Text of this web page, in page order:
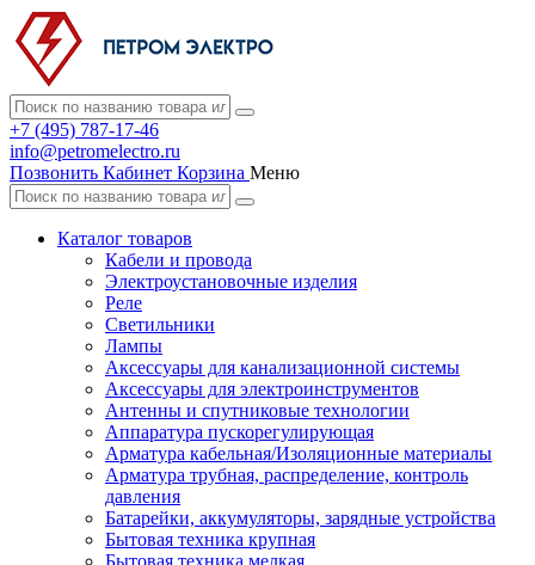
+7 (495) 787-17-46
info@petromelectro.ru
Позвонить Кабинет Корзина Меню
Каталог товаров
Кабели и провода
Электроустановочные изделия
Реле
Светильники
Лампы
Аксессуары для канализационной системы
Аксессуары для электроинструментов
Антенны и спутниковые технологии
Аппаратура пускорегулирующая
Арматура кабельная/Изоляционные материалы
Арматура трубная, распределение, контроль
давления
Батарейки, аккумуляторы, зарядные устройства
Бытовая техника крупная
Бытовая техника мелкая